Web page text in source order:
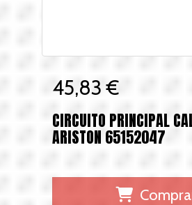
45,83 €
CIRCUITO PRINCIPAL
ARISTON 65152047